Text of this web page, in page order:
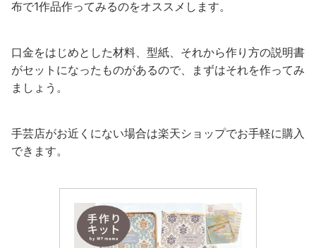
布で1作品作ってみるのをオススメします。
口金をはじめとした材料、型紙、それから作り方の説明書
がセットになったものがあるので、まずはそれを作ってみ
ましょう。
手芸店がお近くにない場合は楽天ショップでお手軽に購入
できます。